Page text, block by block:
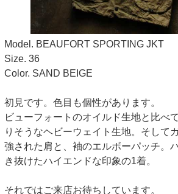
Model. BEAUFORT SPORTING JKT
Size. 36
Color. SAND BEIGE
初見です。色目も個性があります。
ビューフォートのオイルド生地と比べ
りそうなヘビーウェイト生地。そして
強された肩と、袖のエルボーパッチ。
き抜けたハイエンドな印象の1着。
それではご来店お待ちしています。